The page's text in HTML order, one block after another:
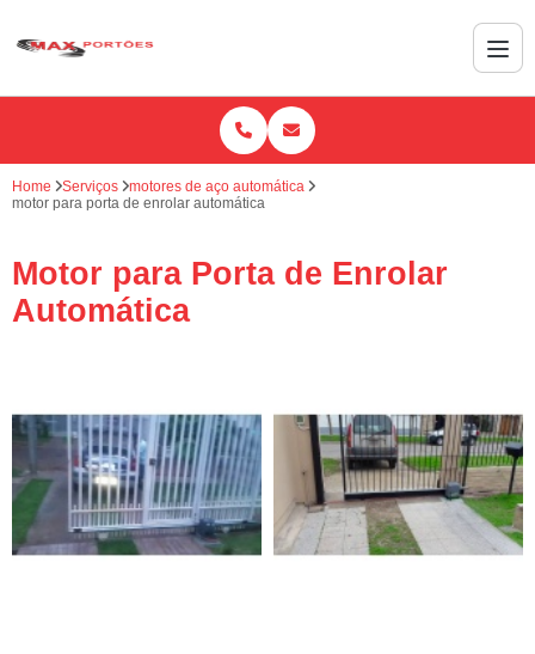
Home Serviços
motores de aço automática
motor para porta de enrolar automática
Motor para Porta de Enrolar
Automática